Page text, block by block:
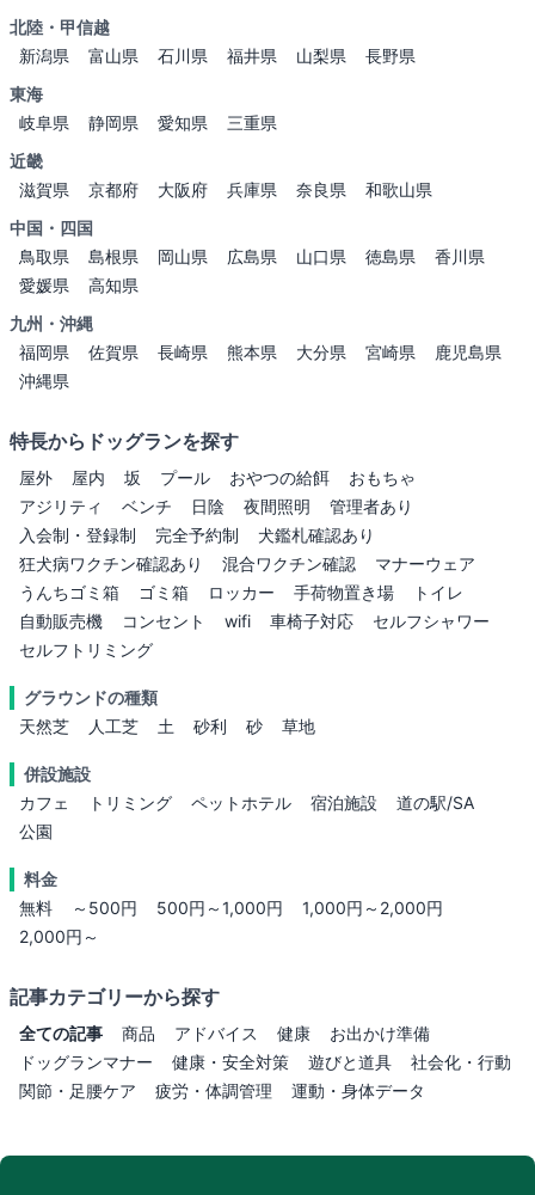
北陸・甲信越
新潟県
富山県 石川県 福井県 山梨県
長野県
東海
岐阜県
静岡県 愛知県
三重県
近畿
滋賀県
京都府 大阪府 兵庫県 奈良県
和歌山県
中国・四国
鳥取県
島根県 岡山県 広島県 山口県 徳島県
香川県
愛媛県
高知県
九州・沖縄
福岡県
佐賀県 長崎県 熊本県 大分県 宮崎県
鹿児島県
沖縄県
特長からドッグランを探す
屋外 屋内 坂 プール おやつの給餌
おもちゃ
アジリティ
ベンチ 日陰 夜間照明
管理者あり
入会制・登録制
完全予約制
犬鑑札確認あり
狂犬病ワクチン確認あり
混合ワクチン確認
マナーウェア
うんちゴミ箱
ゴミ箱 ロッカー 手荷物置き場
トイレ
自動販売機
コンセント wifi 車椅子対応
セルフシャワー
セルフトリミング
グラウンドの種類
天然芝
人工芝 土 砂利 砂 草地
併設施設
カフェ
トリミング ペットホテル 宿泊施設
道の駅/SA
公園
料金
無料
～500円 500円～1,000円
1,000円～2,000円
2,000円～
記事カテゴリーから探す
全ての記事 商品 アドバイス 健康
お出かけ準備
ドッグランマナー
健康・安全対策 遊びと道具
社会化・行動
関節・足腰ケア
疲労・体調管理 運動・身体データ